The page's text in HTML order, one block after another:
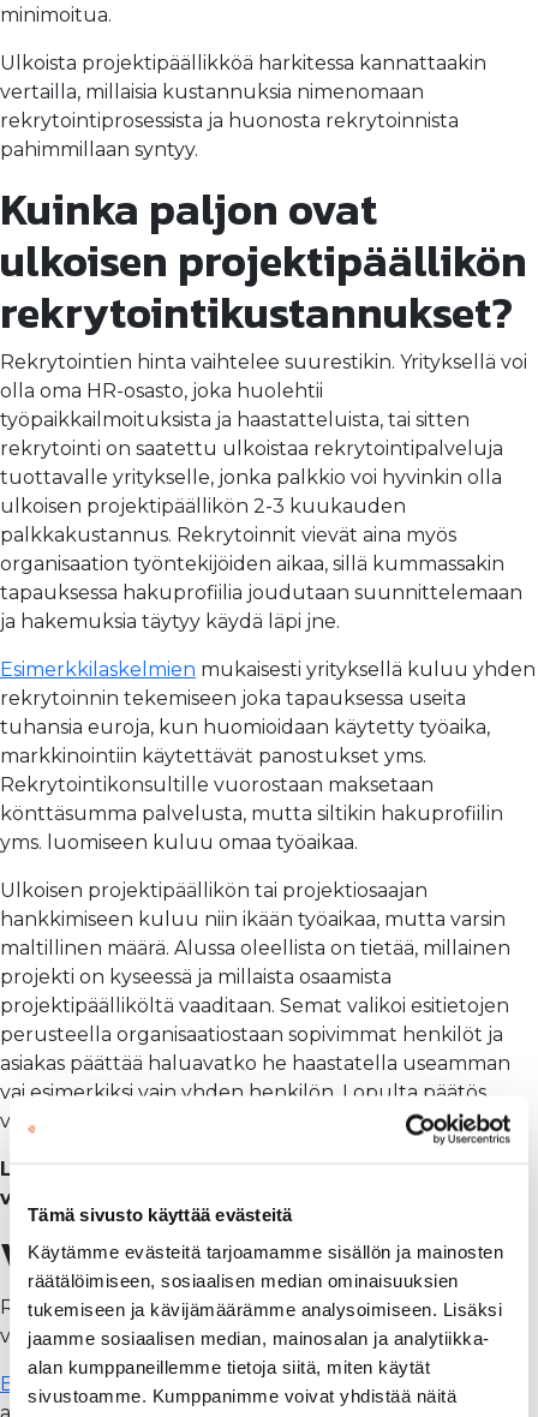
Tämä sivusto käyttää evästeitä
Käytämme evästeitä tarjoamamme sisällön ja mainosten
räätälöimiseen, sosiaalisen median ominaisuuksien
tukemiseen ja kävijämäärämme analysoimiseen. Lisäksi
jaamme sosiaalisen median, mainosalan ja analytiikka-
alan kumppaneillemme tietoja siitä, miten käytät
sivustoamme. Kumppanimme voivat yhdistää näitä
minimoitua.
Ulkoista projektipäällikköä harkitessa kannattaakin
vertailla, millaisia kustannuksia nimenomaan
rekrytointiprosessista ja huonosta rekrytoinnista
pahimmillaan syntyy.
Kuinka paljon ovat
ulkoisen projektipäällikön
rekrytointikustannukset?
Rekrytointien hinta vaihtelee suurestikin. Yrityksellä voi
olla oma HR-osasto, joka huolehtii
työpaikkailmoituksista ja haastatteluista, tai sitten
rekrytointi on saatettu ulkoistaa rekrytointipalveluja
tuottavalle yritykselle, jonka palkkio voi hyvinkin olla
ulkoisen projektipäällikön 2-3 kuukauden
palkkakustannus. Rekrytoinnit vievät aina myös
organisaation työntekijöiden aikaa, sillä kummassakin
tapauksessa hakuprofiilia joudutaan suunnittelemaan
ja hakemuksia täytyy käydä läpi jne.
Esimerkkilaskelmien mukaisesti yrityksellä kuluu yhden
rekrytoinnin tekemiseen joka tapauksessa useita
tuhansia euroja, kun huomioidaan käytetty työaika,
markkinointiin käytettävät panostukset yms.
Rekrytointikonsultille vuorostaan maksetaan
könttäsumma palvelusta, mutta siltikin hakuprofiilin
yms. luomiseen kuluu omaa työaikaa.
Ulkoisen projektipäällikön tai projektiosaajan
hankkimiseen kuluu niin ikään työaikaa, mutta varsin
maltillinen määrä. Alussa oleellista on tietää, millainen
projekti on kyseessä ja millaista osaamista
projektipäälliköltä vaaditaan. Semat valikoi esitietojen
perusteella organisaatiostaan sopivimmat henkilöt ja
asiakas päättää haluavatko he haastatella useamman
vai esimerkiksi vain yhden henkilön. Lopulta päätös
valinnasta on aina asiakkaalla.
Lue onko ulkoistaminen yrityksellesi oikea
vaihtoehto
Virherekrytoinnin vaara
Rekrytointeja tehtäessä vaarana on aina
virherekrytointi.
Epäonnistuneen rekrytoinnin
suorien kustannusten